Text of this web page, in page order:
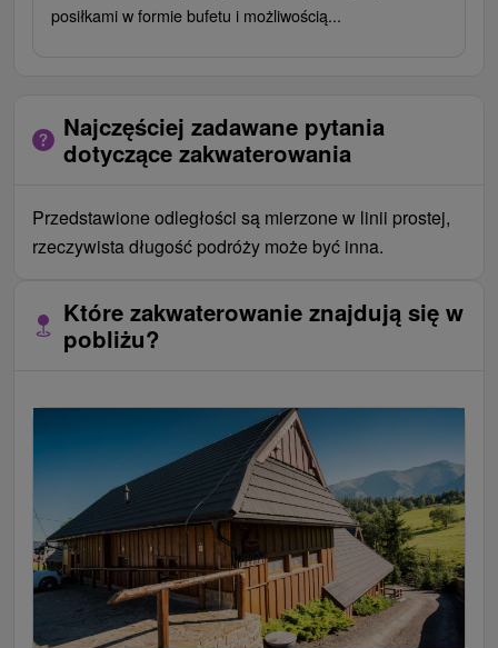
posiłkami w formie bufetu i możliwością...
Najczęściej zadawane pytania
dotyczące zakwaterowania
Przedstawione odległości są mierzone w linii prostej,
rzeczywista długość podróży może być inna.
Które zakwaterowanie znajdują się w
pobliżu?